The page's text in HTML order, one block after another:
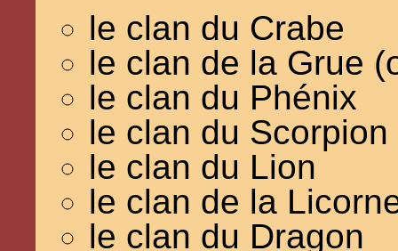
le clan du Crabe
le clan de la Grue
le clan du Phénix
le clan du Scorpion
le clan du Lion
le clan de la
le clan du Dragon